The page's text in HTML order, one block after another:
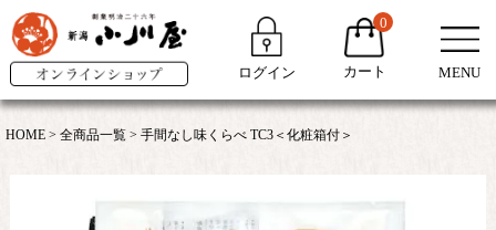
ログイン
0
カート MENU
HOME 全商品一覧 手間なし味くらべ TC3＜化粧箱付＞